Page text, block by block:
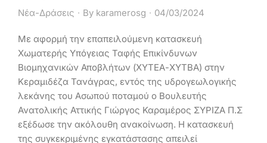
Νέα-Δράσεις By karamerosg 04/03/2024
Με αφορμή την επαπειλούμενη κατασκευή
Χωματερής Υπόγειας Ταφής Επικίνδυνων
Βιομηχανικών Αποβλήτων (ΧΥΤΕΑ-ΧΥΤΒΑ) στην
Κεραμιδέζα Τανάγρας, εντός της υδρογεωλογικής
λεκάνης του Ασωπού ποταμού ο Βουλευτής
Ανατολικής Αττικής Γιώργος Καραμέρος ΣΥΡΙΖΑ Π.Σ
εξέδωσε την ακόλουθη ανακοίνωση. Η κατασκευή
της συγκεκριμένης εγκατάστασης απειλεί